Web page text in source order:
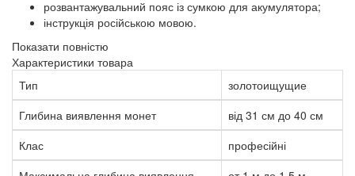
розвантажувальний пояс із сумкою для акумулятора;
інструкція російською мовою.
Показати повністю
Характеристики товара
Тип
золотоищущие
Глибина виявлення монет
від 31 см до 40 см
Клас
професійні